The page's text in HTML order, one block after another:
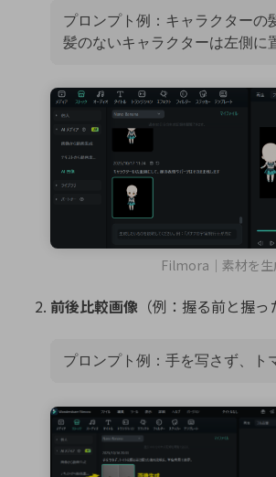
プロンプト例：キャラクター
髪のないキャラクターは左側に
Filmora｜素材を生
前後比較画像 （例：握る前と握
プロンプト例：手を写さず、